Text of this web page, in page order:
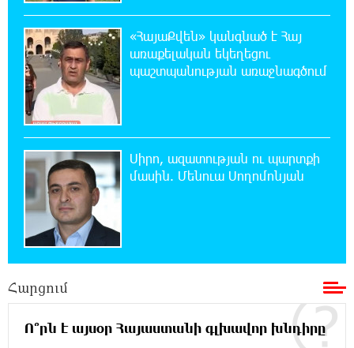
Սարյան փողոցի բնակարաններից մեկում
պայթյունի հետևանքով 55-ամյա
տղամարդը այրվածքներով տեղափոխվել է
«Այրվածքաբանության ազգային կենտրոն»
Սլովակիայի արևելքում արտակարգ
դրություն է հայտարարվել շոգի ալիքների
պատճառով
19:53:41 7-08-2026
Երթևեկության կազմակերպման
19:35:21 7-08-2026
Հայաստանի հավաքականի նախկին
մարզիչը կգլխավորի Ղազախստանի
«ՀայաՔվեն» կանգնած է Հայ
առաքելական եկեղեցու
պաշտպանության առաջնագծում
Սիրո, ազատության ու պարտքի
մասին. Մենուա Սողոմոնյան
Հարցում
Ո՞րն է այսօր Հայաստանի գլխավոր խնդիրը